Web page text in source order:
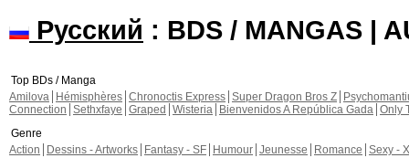
Русский : BDS / MANGAS |
Top BDs / Manga
Amilova
Hémisphères Chronoctis Express Super Dragon Bros Z
Connection Sethxfaye Graped Wisteria Bienvenidos A República Gada Only
Genre
Action
Dessins - Artworks Fantasy - SF Humour Jeunesse Romance Sexy -